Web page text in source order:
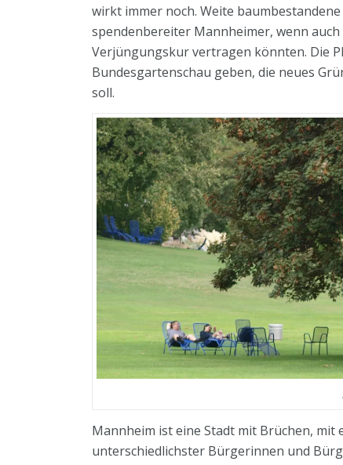
wirkt immer noch. Weite
spendenbereiter Mannheimer, wenn
Verjüngungskur vertragen könnten. Die
Bundesgartenschau geben, die neues
soll.
Mannheim ist eine Stadt mit Brüchen,
unterschiedlichster Bürgerinnen und